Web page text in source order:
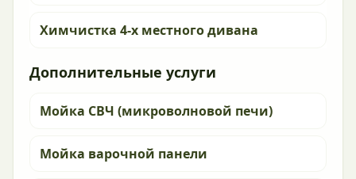
Химчистка 4-х местного дивана
Дополнительные услуги
Мойка СВЧ (микроволновой печи)
Мойка варочной панели